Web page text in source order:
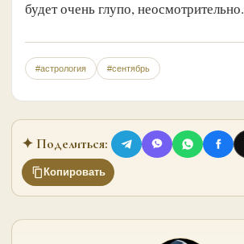
будет очень глупо, неосмотрительно.
#астрология #сентябрь
✦ Поделиться:
Копировать